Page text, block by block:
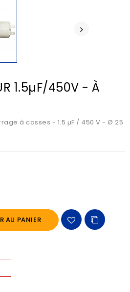
1.5µF/450V - À
à cosses - 1.5 µF / 450 V - Ø 25
AU PANIER